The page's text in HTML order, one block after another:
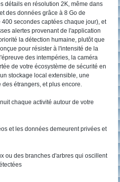
détails en résolution 2K, même dans
des données grâce à 8 Go de
secondes captées chaque jour), et
alertes provenant de l'application
la détection humaine, plutôt que
pour résister à l'intensité de la
des intempéries, la caméra
de votre écosystème de sécurité en
stockage local extensible, une
étrangers, et plus encore.
chaque activité autour de votre
et les données demeurent privées et
ou des branches d'arbres qui oscillent